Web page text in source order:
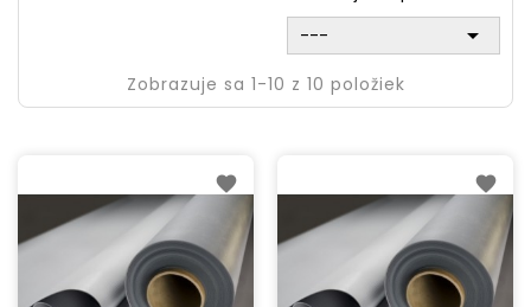
---

Zobrazuje sa 1-10 z 10 položiek